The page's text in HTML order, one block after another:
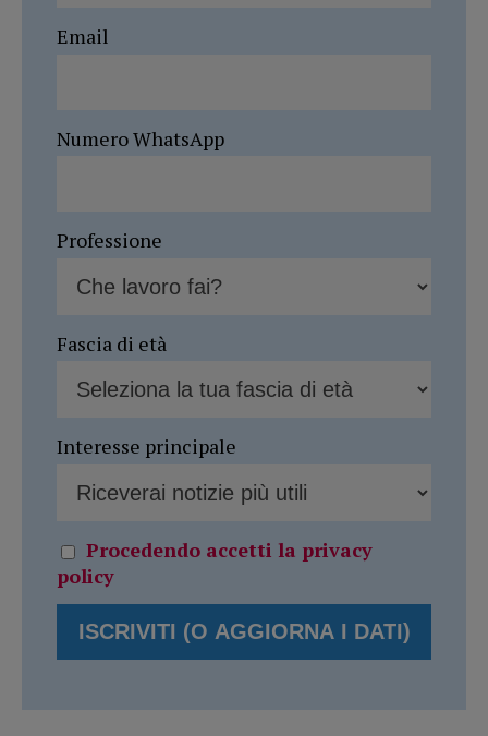
Email
Numero WhatsApp
Professione
Fascia di età
Interesse principale
Procedendo accetti la privacy
policy